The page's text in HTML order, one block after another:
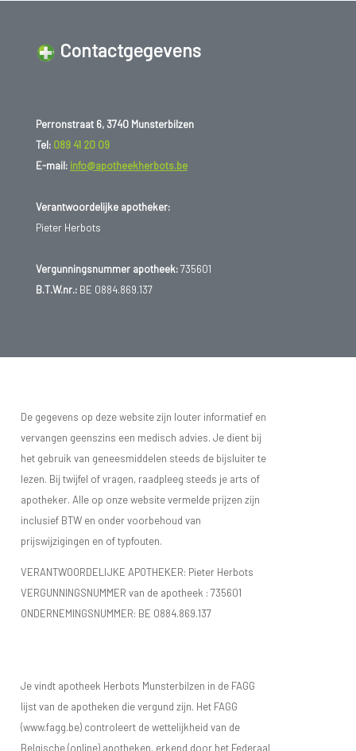
Contactgegevens
Perronstraat 6, 3740 Munsterbilzen
Tel: 089 41 20 09
E-mail: info@apotheekherbots.be
Verantwoordelijke apotheker:
Pieter Herbots
Vergunningsnummer apotheek:735601
B.T.W.nr.:BE 0884.869.137
De gegevens op deze website zijn louter informatief en
vervangen geenszins een medisch advies. Je dient bij
het gebruik van geneesmiddelen steeds de bijsluiter te
lezen. Bij twijfel of vragen, raadpleeg steeds je arts of
apotheker. Alle op onze website vermelde prijzen zijn
inclusief BTW en onder voorbehoud van
prijswijzigingen en of typfouten.
VERANTWOORDELIJKE APOTHEKER: Pieter Herbots
VERGUNNINGSNUMMER van de apotheek : 735601
ONDERNEMINGSNUMMER: BE 0884.869.137
Je vindt apotheek Herbots Munsterbilzen in de FAGG
lijst van de apotheken die vergund zijn. Het FAGG
(www.fagg.be) controleert de wettelijkheid van de
Belgische (online) apotheken. erkend door het Federaal